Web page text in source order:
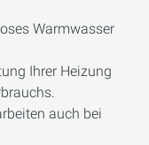
Warmwasser
Ihrer Heizung
auch bei